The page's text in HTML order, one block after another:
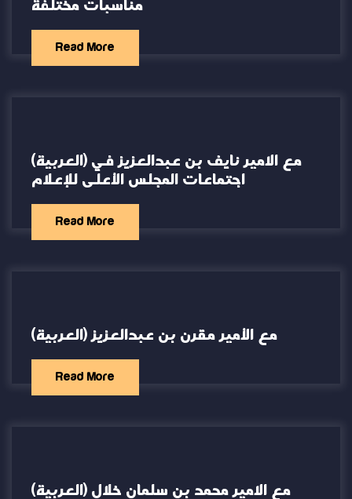
مناسبات مختلفة
Read More
(العربية) مع الامير نايف بن عبدالعزيز في
اجتماعات المجلس الأعلى للإعلام
Read More
(العربية) مع الأمير مقرن بن عبدالعزيز
Read More
(العربية) مع الامير محمد بن سلمان خلال